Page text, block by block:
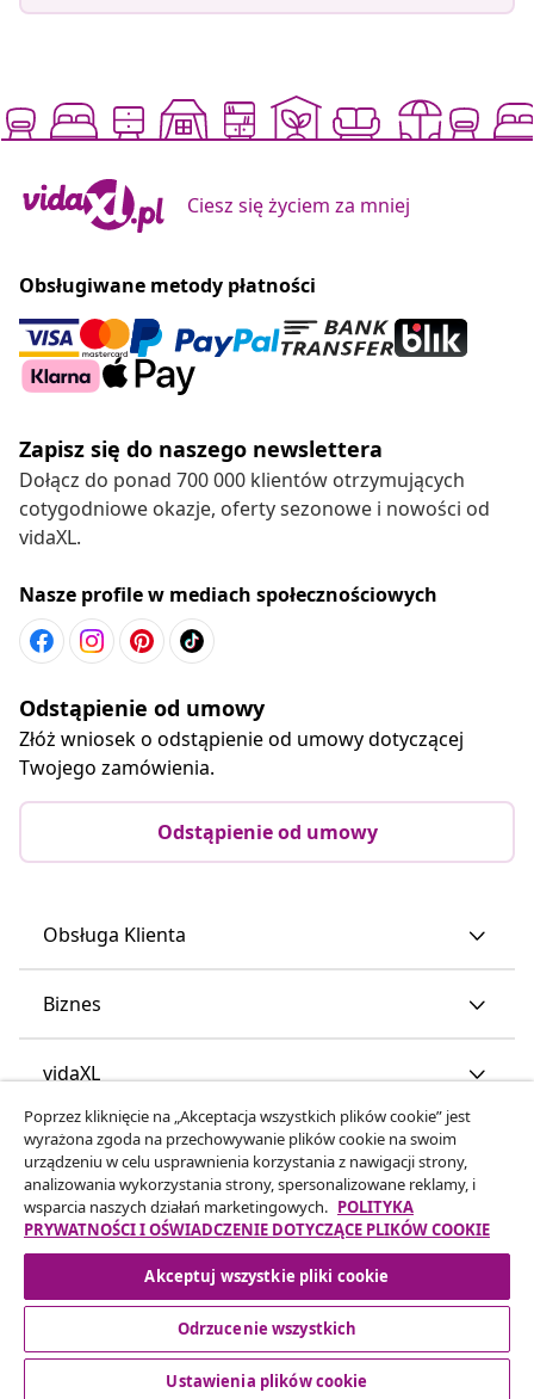
Ciesz się życiem za mniej
Obsługiwane metody płatności
Zapisz się do naszego newslettera
Dołącz do ponad 700 000 klientów otrzymujących
cotygodniowe okazje, oferty sezonowe i nowości od
vidaXL.
Nasze profile w mediach społecznościowych
Odstąpienie od umowy
Złóż wniosek o odstąpienie od umowy dotyczącej
Twojego zamówienia.
Odstąpienie od umowy
Obsługa Klienta
Biznes
vidaXL
Odkryj więcej
© 2008-2026 vidaXL www.vidaxl.pl jest sklepem internetowym
firmy vidaXL Marketplace Europe B.V
Poprzez kliknięcie na „Akceptacja wszystkich plików cookie” jest
wyrażona zgoda na przechowywanie plików cookie na swoim
urządzeniu w celu usprawnienia korzystania z nawigacji strony,
analizowania wykorzystania strony, spersonalizowane reklamy, i
wsparcia naszych działań marketingowych. POLITYKA
PRYWATNOŚCI I OŚWIADCZENIE DOTYCZĄCE PLIKÓW COOKIE
Akceptuj wszystkie pliki cookie
Odrzucenie wszystkich
Ustawienia plików cookie